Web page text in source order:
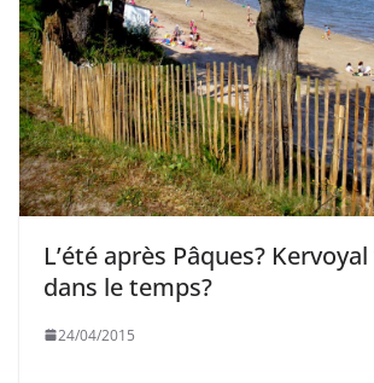
L’été après Pâques?
dans le temps?
24/04/2015